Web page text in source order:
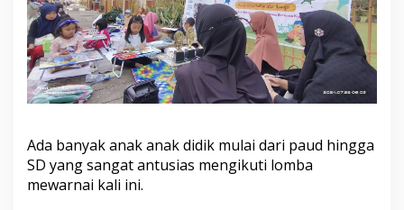
d
-
S
D
s
e
-
a
b
u
Ada banyak anak anak didik mulai dari paud hingga
SD yang sangat antusias mengikuti lomba
mewarnai kali ini.